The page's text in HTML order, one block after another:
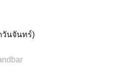
วันจันทร์)